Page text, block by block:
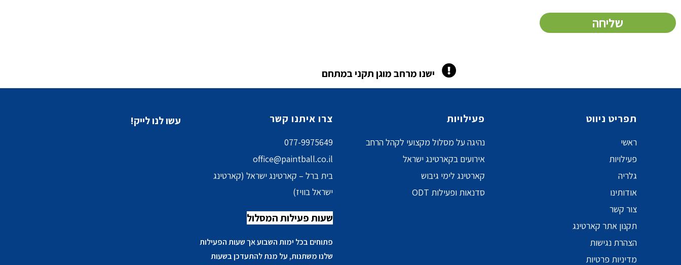
שליחה
ישנו מרחב מוגן תקני במתחם
תפריט ניווט
ראשי
פעילויות
גלריה
אודותינו
צור קשר
תקנון אתר קארטינג
הצהרת נגישות
מדיניות פרטיות
פעילויות
נהיגה על מסלול מקצועי לקהל הרחב
אירועים בקארטינג ישראל
קארטינג לימי גיבוש
סדנאות ופעילות ODT
צרו איתנו קשר
077-9975649
office@paintball.co.il
בית ברל – קארטינג ישראל (קארטינג
ישראל בוויז)
שעות פעילות המסלול
פתוחים בכל ימות השבוע אך שעות הפעילות
שלנו משתנות, על מנת להתעדכן בשעות
עשו לנו לייק!